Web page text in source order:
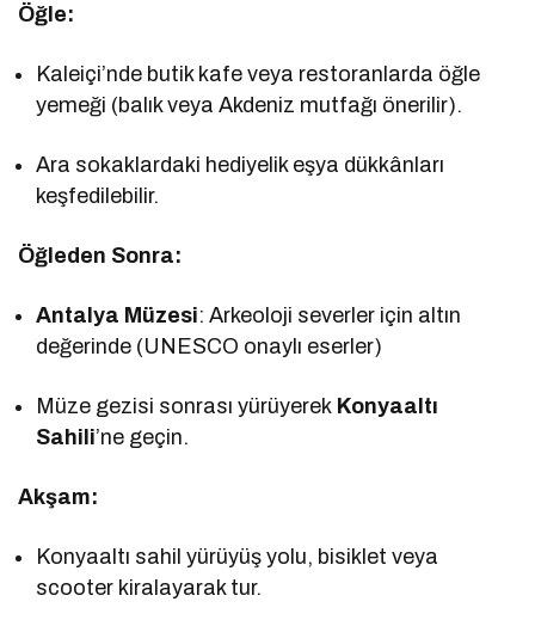
Öğle:
Kaleiçi’nde butik kafe veya restoranlarda öğle
yemeği (balık veya Akdeniz mutfağı önerilir).
Ara sokaklardaki hediyelik eşya dükkânları
keşfedilebilir.
Öğleden Sonra:
Antalya Müzesi: Arkeoloji severler için altın
değerinde (UNESCO onaylı eserler)
Müze gezisi sonrası yürüyerek Konyaaltı
Sahili’ne geçin.
Akşam:
Konyaaltı sahil yürüyüş yolu, bisiklet veya
scooter kiralayarak tur.